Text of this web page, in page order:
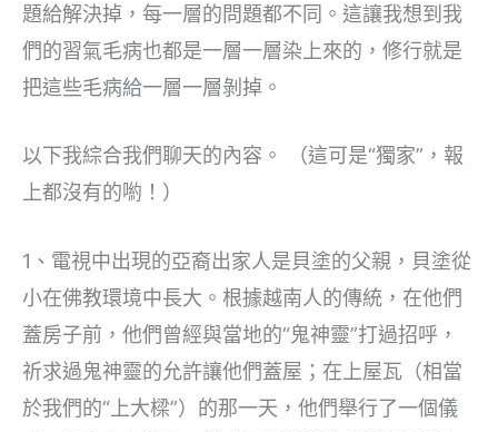
題給解決掉，每一層的問題都不同。這讓我想到我
們的習氣毛病也都是一層一層染上來的，修行就是
把這些毛病給一層一層剝掉。
以下我綜合我們聊天的內容。 （這可是“獨家”，報
上都沒有的喲！）
1、電視中出現的亞裔出家人是貝塗的父親，貝塗從
小在佛教環境中長大。根據越南人的傳統，在他們
蓋房子前，他們曾經與當地的“鬼神靈”打過招呼，
祈求過鬼神靈的允許讓他們蓋屋；在上屋瓦（相當
於我們的“上大樑”）的那一天，他們舉行了一個儀